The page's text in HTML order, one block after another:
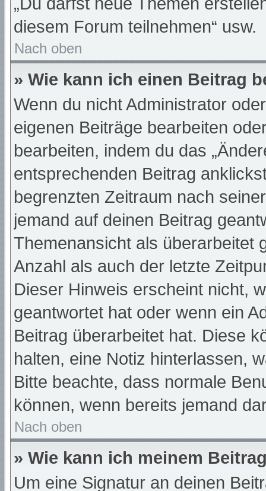
diesem Forum teilnehmen“ usw.
Nach oben
» Wie kann ich einen Beitrag
Wenn du nicht Administrator
eigenen Beiträge bearbeiten
bearbeiten, indem du das
entsprechenden Beitrag
begrenzten Zeitraum nach
jemand auf deinen Beitrag
Themenansicht als überarbeitet
Anzahl als auch der letzte
Dieser Hinweis erscheint nicht,
geantwortet hat oder wenn ein
Beitrag überarbeitet hat. Diese
halten, eine Notiz hinterlassen,
Bitte beachte, dass normale
können, wenn bereits jemand
Nach oben
» Wie kann ich meinem
Um eine Signatur an deinen